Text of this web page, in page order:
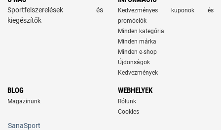
Sportfelszerelések és
kiegészítők
Kedvezményes kuponok és
promóciók
Minden kategória
Minden márka
Minden e-shop
Újdonságok
Kedvezmények
BLOG
Magazinunk
WEBHELYEK
Rólunk
Cookies
SanaSport